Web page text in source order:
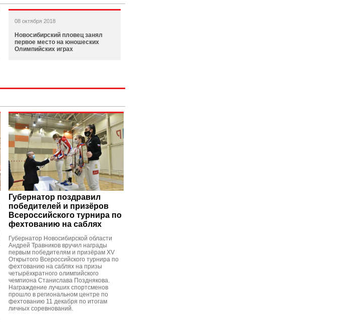
08 октября 2018
Новосибирский пловец занял
первое место на юношеских
Олимпийских играх
Губернатор поздравил
победителей и призёров
Всероссийского турнира по
фехтованию на саблях
Губернатор Новосибирской области
Андрей Травников вручил награды
первым победителям и призёрам XV
Открытого Всероссийского турнира по
фехтованию на саблях на призы
четырёхкратного олимпийского
чемпиона Станислава Позднякова.
Награждение лучших спортсменов
прошло в региональном центре по
фехтованию 11 декабря по итогам
личных соревнований.